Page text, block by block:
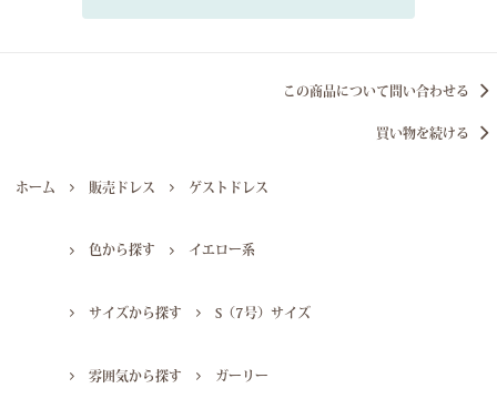
この商品について問い合わせる
買い物を続ける
ホーム 販売ドレス ゲストドレス
色から探す イエロー系
サイズから探す S（7号）サイズ
雰囲気から探す ガーリー